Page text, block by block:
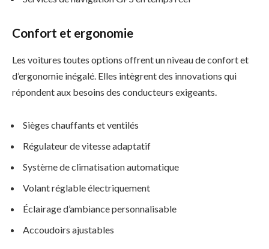
Confort et ergonomie
Les voitures toutes options offrent un niveau de confort et
d’ergonomie inégalé. Elles intègrent des innovations qui
répondent aux besoins des conducteurs exigeants.
Sièges chauffants et ventilés
Régulateur de vitesse adaptatif
Système de climatisation automatique
Volant réglable électriquement
Éclairage d’ambiance personnalisable
Accoudoirs ajustables